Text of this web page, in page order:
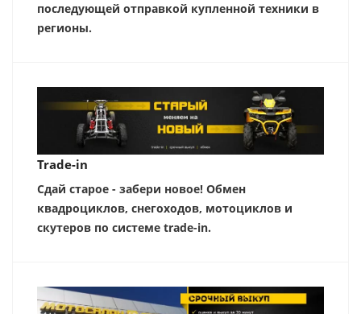
последующей отправкой купленной техники в
регионы.
Trade-in
Сдай старое - забери новое! Обмен
квадроциклов, снегоходов, мотоциклов и
скутеров по системе trade-in.